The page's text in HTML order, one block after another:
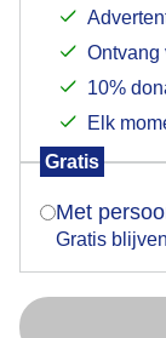
Ontvang
10%
Elk
Gratis
Met
Gratis
Indien je
verschijnt